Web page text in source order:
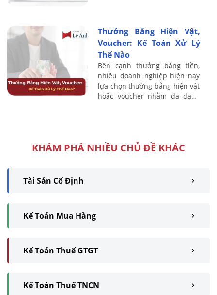
Thưởng Bằng Hiện Vật,
Voucher: Kế Toán Xử Lý
Thế Nào
Bên cạnh thưởng bằng tiền,
nhiều doanh nghiệp hiện nay
lựa chọn thưởng bằng hiện vật
hoặc voucher nhằm đa dạng
KHÁM PHÁ NHIỀU CHỦ ĐỀ KHÁC
Tài Sản Cố Định
Kế Toán Mua Hàng
Kế Toán Thuế GTGT
Kế Toán Thuế TNCN